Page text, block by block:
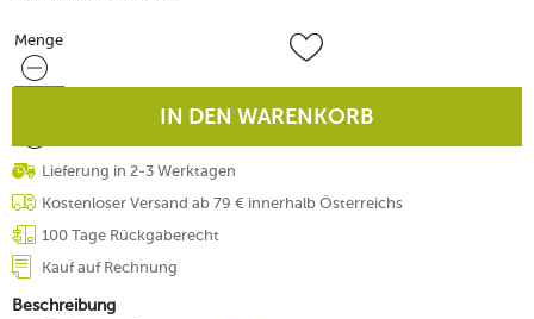
Menge
Menge
IN DEN WARENKORB
Lieferung in 2-3 Werktagen
Kostenloser Versand ab 79 € innerhalb Österreichs
100 Tage Rückgaberecht
Kauf auf Rechnung
Beschreibung